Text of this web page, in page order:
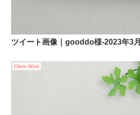
ツイート画像｜gooddo様-2023年3月
Client Work